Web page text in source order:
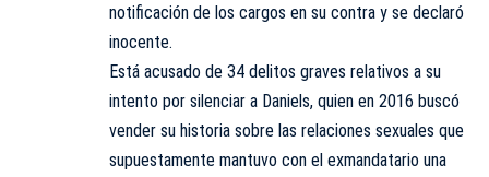
notificación de los cargos en su contra y se declaró
inocente.
Está acusado de 34 delitos graves relativos a su
intento por silenciar a Daniels, quien en 2016 buscó
vender su historia sobre las relaciones sexuales que
supuestamente mantuvo con el exmandatario una